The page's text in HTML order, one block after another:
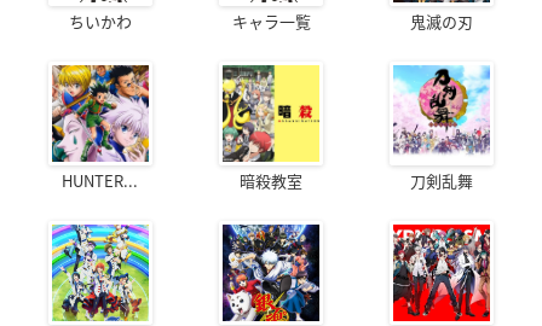
ちいかわ キャラ一覧 鬼滅の刃
HUNTER... 暗殺教室 刀剣乱舞